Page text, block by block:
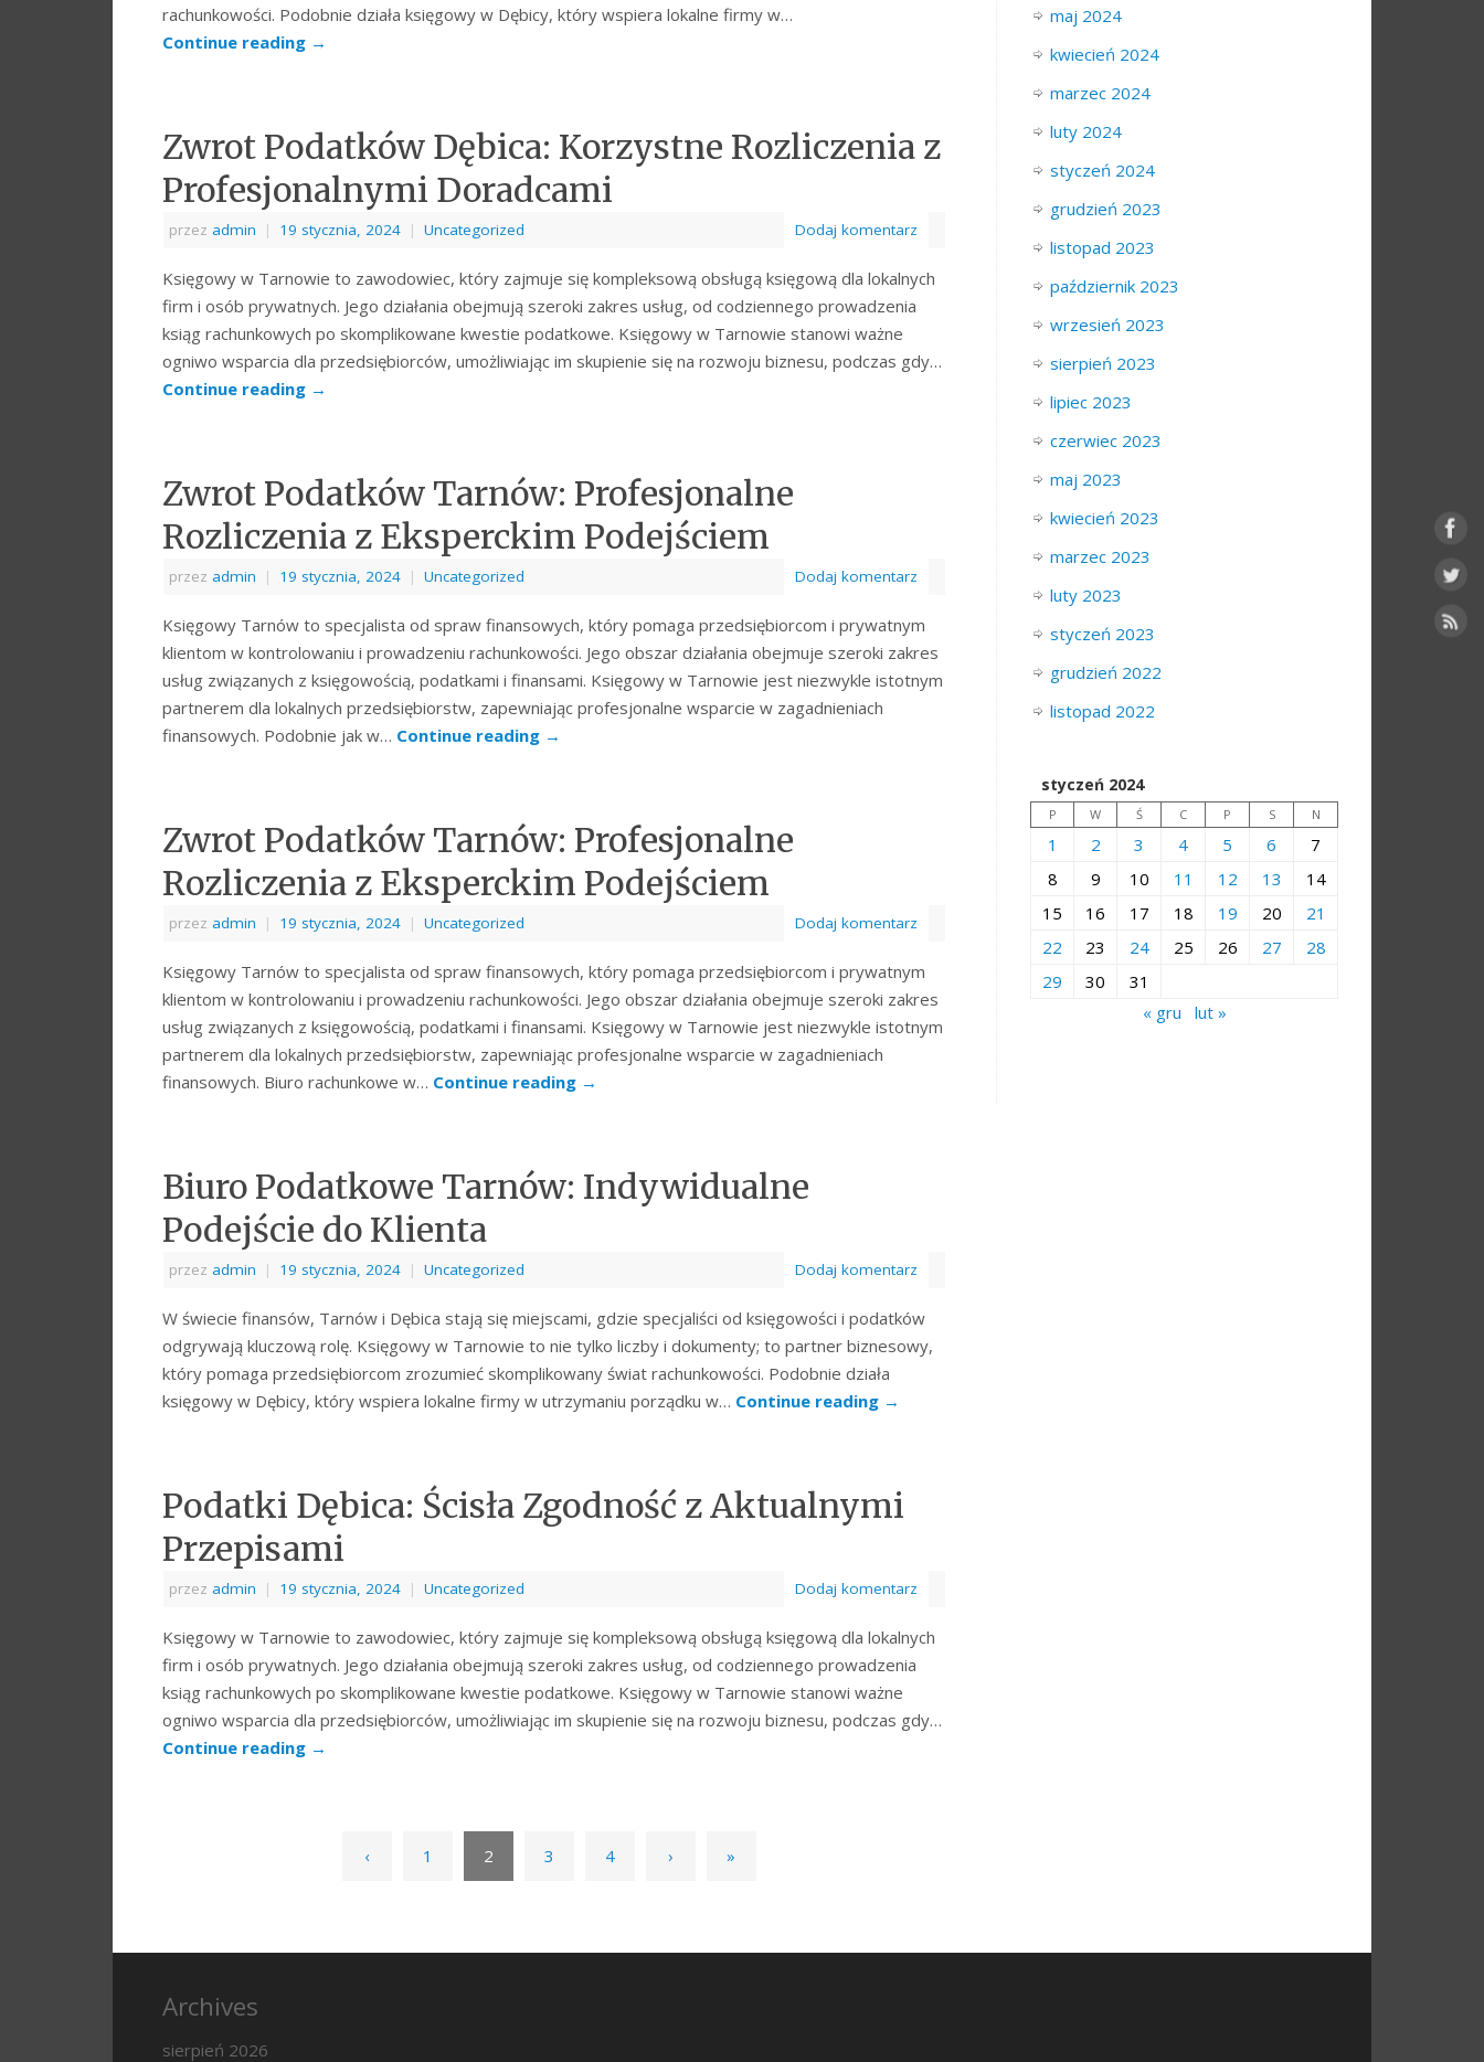
rachunkowości. Podobnie działa księgowy w Dębicy, który wspiera lokalne firmy w…
Continue reading →
Zwrot Podatków Dębica: Korzystne Rozliczenia z
Profesjonalnymi Doradcami
przez admin | 19 stycznia, 2024 | Uncategorized Dodaj komentarz
Księgowy w Tarnowie to zawodowiec, który zajmuje się kompleksową obsługą księgową dla lokalnych
firm i osób prywatnych. Jego działania obejmują szeroki zakres usług, od codziennego prowadzenia
ksiąg rachunkowych po skomplikowane kwestie podatkowe. Księgowy w Tarnowie stanowi ważne
ogniwo wsparcia dla przedsiębiorców, umożliwiając im skupienie się na rozwoju biznesu, podczas gdy…
Continue reading →
Zwrot Podatków Tarnów: Profesjonalne
Rozliczenia z Eksperckim Podejściem
przez admin | 19 stycznia, 2024 | Uncategorized Dodaj komentarz
Księgowy Tarnów to specjalista od spraw finansowych, który pomaga przedsiębiorcom i prywatnym
klientom w kontrolowaniu i prowadzeniu rachunkowości. Jego obszar działania obejmuje szeroki zakres
usług związanych z księgowością, podatkami i finansami. Księgowy w Tarnowie jest niezwykle istotnym
partnerem dla lokalnych przedsiębiorstw, zapewniając profesjonalne wsparcie w zagadnieniach
finansowych. Podobnie jak w… Continue reading →
Zwrot Podatków Tarnów: Profesjonalne
Rozliczenia z Eksperckim Podejściem
przez admin | 19 stycznia, 2024 | Uncategorized Dodaj komentarz
Księgowy Tarnów to specjalista od spraw finansowych, który pomaga przedsiębiorcom i prywatnym
klientom w kontrolowaniu i prowadzeniu rachunkowości. Jego obszar działania obejmuje szeroki zakres
usług związanych z księgowością, podatkami i finansami. Księgowy w Tarnowie jest niezwykle istotnym
partnerem dla lokalnych przedsiębiorstw, zapewniając profesjonalne wsparcie w zagadnieniach
finansowych. Biuro rachunkowe w… Continue reading →
Biuro Podatkowe Tarnów: Indywidualne
Podejście do Klienta
przez admin | 19 stycznia, 2024 | Uncategorized Dodaj komentarz
W świecie finansów, Tarnów i Dębica stają się miejscami, gdzie specjaliści od księgowości i podatków
odgrywają kluczową rolę. Księgowy w Tarnowie to nie tylko liczby i dokumenty; to partner biznesowy,
który pomaga przedsiębiorcom zrozumieć skomplikowany świat rachunkowości. Podobnie działa
księgowy w Dębicy, który wspiera lokalne firmy w utrzymaniu porządku w… Continue reading →
Podatki Dębica: Ścisła Zgodność z Aktualnymi
Przepisami
przez admin | 19 stycznia, 2024 | Uncategorized Dodaj komentarz
Księgowy w Tarnowie to zawodowiec, który zajmuje się kompleksową obsługą księgową dla lokalnych
firm i osób prywatnych. Jego działania obejmują szeroki zakres usług, od codziennego prowadzenia
ksiąg rachunkowych po skomplikowane kwestie podatkowe. Księgowy w Tarnowie stanowi ważne
ogniwo wsparcia dla przedsiębiorców, umożliwiając im skupienie się na rozwoju biznesu, podczas gdy…
Continue reading →
‹ 1 2 3 4 › »
maj 2024
kwiecień 2024
marzec 2024
luty 2024
styczeń 2024
grudzień 2023
listopad 2023
październik 2023
wrzesień 2023
sierpień 2023
lipiec 2023
czerwiec 2023
maj 2023
kwiecień 2023
marzec 2023
luty 2023
styczeń 2023
grudzień 2022
listopad 2022
styczeń 2024
P W Ś C P S N
1 2 3 4 5 6
7
8
9 10 11 12 13
14
15
16 17 18 19 20
21
22
23 24 25 26 27
28
29
30
31
« gru
lut »
Archives
sierpień 2026